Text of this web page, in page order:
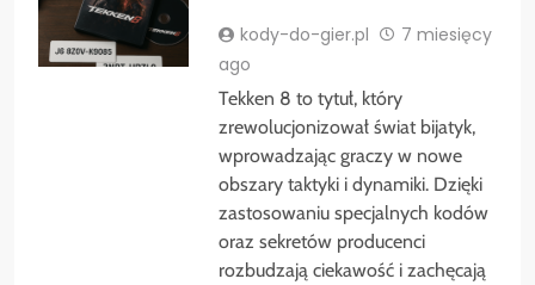
kody-do-gier.pl
7 miesięcy
ago
Tekken 8 to tytuł, który
zrewolucjonizował świat bijatyk,
wprowadzając graczy w nowe
obszary taktyki i dynamiki. Dzięki
zastosowaniu specjalnych kodów
oraz sekretów producenci
rozbudzają ciekawość i zachęcają